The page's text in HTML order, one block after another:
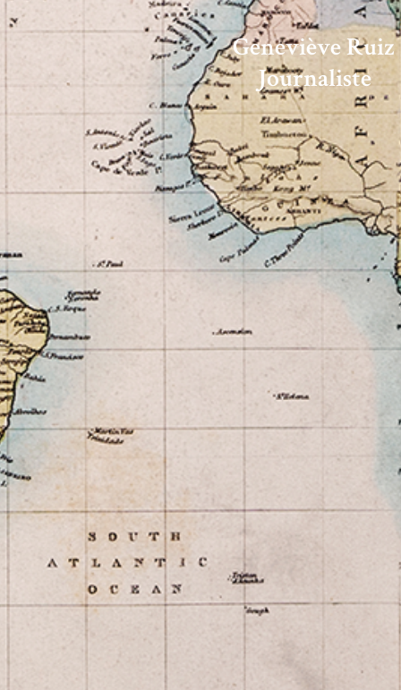
Geneviève Ruiz
Journaliste